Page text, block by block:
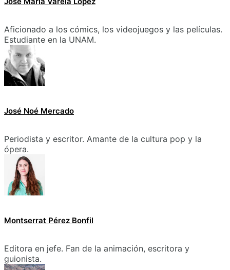
Aficionado a los cómics, los videojuegos y las películas.
Estudiante en la UNAM.
José Noé Mercado
Periodista y escritor. Amante de la cultura pop y la
ópera.
Montserrat Pérez Bonfil
Editora en jefe. Fan de la animación, escritora y
guionista.